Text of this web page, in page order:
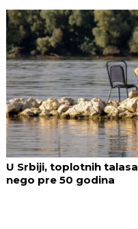
U Srbiji, toplotnih
nego pre 50 godina